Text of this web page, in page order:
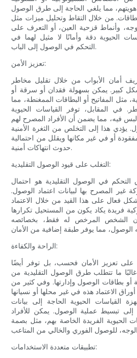
هويتهم، مما يلغي الحاجة إلى طرق الوصول
من خلال التقاط وتحليل ميزات مثل
وأنماط قزحية العين، أو التعرف على
الحيوية دقة وأمانًا لا مثيل لهما في
التحكم في الوصول إلى الباب.
تعزيز الأمن:
أمان الأبواب من خلال تقليل مخاطر
كبير. يمكن بسهولة فقدان أو سرقة أو
مثل المفاتيح أو البطاقات الممغنطة، مما
في المقابل، توفر القياسات الحيوية
فيه، مما يضمن أن الأفراد المصرح لهم
هذا إلى التخلص من الثغرة الأمنية
أو في غير مكانها ويقلل من احتمالية
حدوث انتهاكات أمنية.
التغلب على قيود الوصول التقليدية:
التحكم في الوصول التقليدية هو احتمال
غير المصرح بها لبيانات اعتماد الوصول.
فعال على هذا القيد من خلال الاعتماد
فريدة يكاد يكون من المستحيل تكرارها
أن الشخص المرخص له فقط، بخصائصه
الراحة والكفاءة:
على تعزيز الأمان فحسب، بل توفر أيضًا
ما تتطلب طرق الوصول التقليدية من
أو بطاقات الوصول وإدارتها. وفي كثير من
الاعتماد هذه في غير محلها أو نسيانها
القياسات الحيوية الحاجة إلى بيانات
إلى تبسيط عملية الوصول. يمكن للأفراد
الحيوية الفريدة الخاصة بهم، مثل بصمة
تطبيقات متعددة الاستخدامات: